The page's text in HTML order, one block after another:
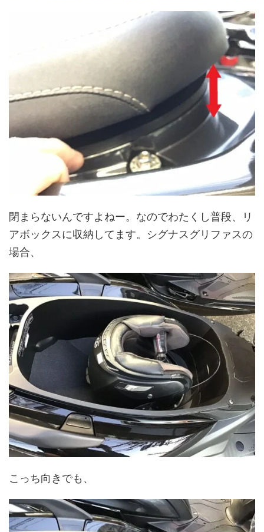
閉まらないんですよねー。なのでわたくし普段、リ
アボックスに収納してます。シグナスグリファスの
場合、
こっち向きでも、